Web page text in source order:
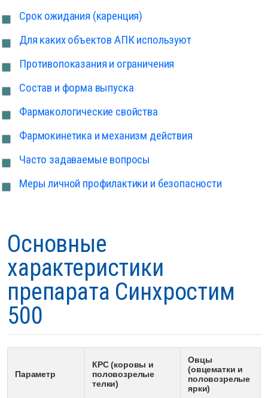
Срок ожидания (каренция)
Для каких объектов АПК используют
Противопоказания и ограничения
Состав и форма выпуска
Фармакологические свойства
Фармокинетика и механизм действия
Часто задаваемые вопросы
Меры личной профилактики и безопасности
Основные
характеристики
препарата Синхростим
500
Параметр
КРС (коровы и
половозрелые
телки)
Овцы
(овцематки и
половозрелые
ярки)